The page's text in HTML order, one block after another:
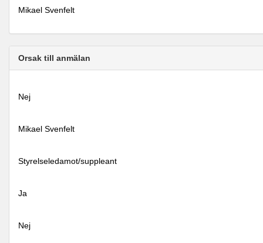
Mikael Svenfelt
Orsak till anmälan
Nej
Mikael Svenfelt
Styrelseledamot/suppleant
Ja
Nej